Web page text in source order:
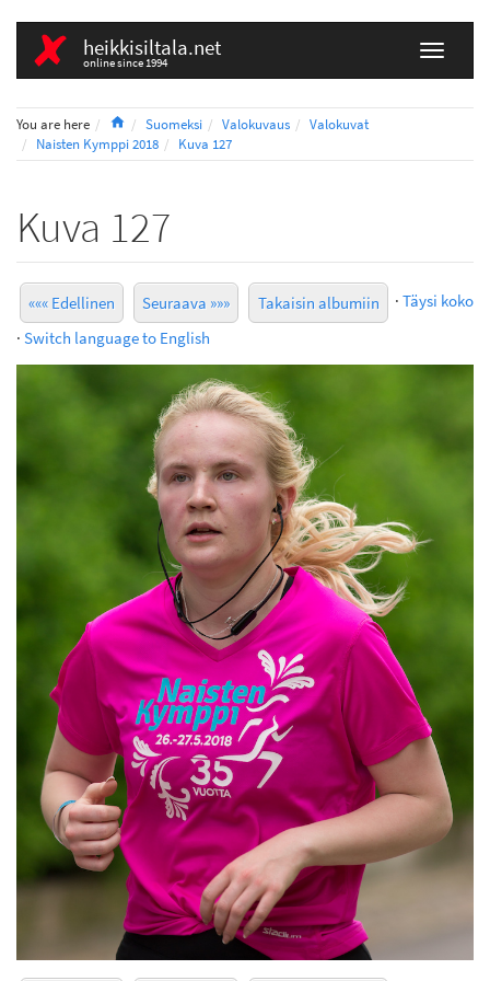
heikkisiltala.net
online since 1994
You are here HomeSuomeksi Valokuvaus
Valokuvat
Naisten Kymppi 2018
Kuva 127
Kuva 127
««« Edellinen Seuraava »»» Takaisin albumiin · Täysi koko
· Switch language to English